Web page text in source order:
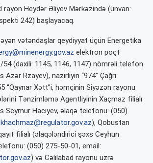
rayon Heydər Əliyev Mərkəzində (ünvan:
242) başlayacaq.
vətəndaşlar qeydiyyat üçün Energetika
elektron poçt
54 (daxili: 1145, 1146, 1147) nömrəli telefon
Azər Rzayev), nazirliyin “974” Çağrı
“Qaynar Xətt”i, həmçinin Siyəzən rayonu
Tənzimləmə Agentliyinin Xaçmaz filialı
Seymur Hacıyev, əlaqə telefonu: (050)
khachmaz@regulator.gov.az), Qobustan
filialı (əlaqələndirici şəxs Ceyhun
(050) 275-50-01, email:
) və Cəlilabad rayonu üzrə